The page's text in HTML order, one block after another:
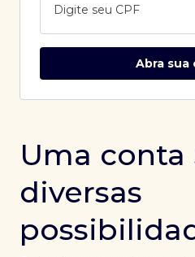
Digite seu CPF
Abra sua
Uma conta
diversas